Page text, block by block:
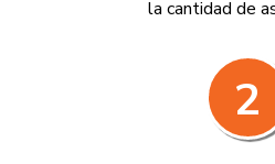
la cantidad de
2